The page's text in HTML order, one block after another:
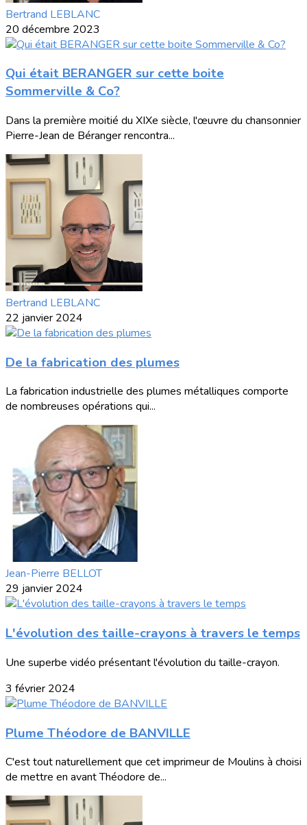
Bertrand LEBLANC
20 décembre 2023
Qui était BERANGER sur cette boite
Sommerville & Co?
Dans la première moitié du XIXe siècle, l'œuvre du chansonnier
Pierre-Jean de Béranger rencontra...
Bertrand LEBLANC
22 janvier 2024
De la fabrication des plumes
La fabrication industrielle des plumes métalliques comporte
de nombreuses opérations qui...
Jean-Pierre BELLOT
29 janvier 2024
L'évolution des taille-crayons à travers le temps
Une superbe vidéo présentant l'évolution du taille-crayon.
3 février 2024
Plume Théodore de BANVILLE
C'est tout naturellement que cet imprimeur de Moulins à choisi
de mettre en avant Théodore de...